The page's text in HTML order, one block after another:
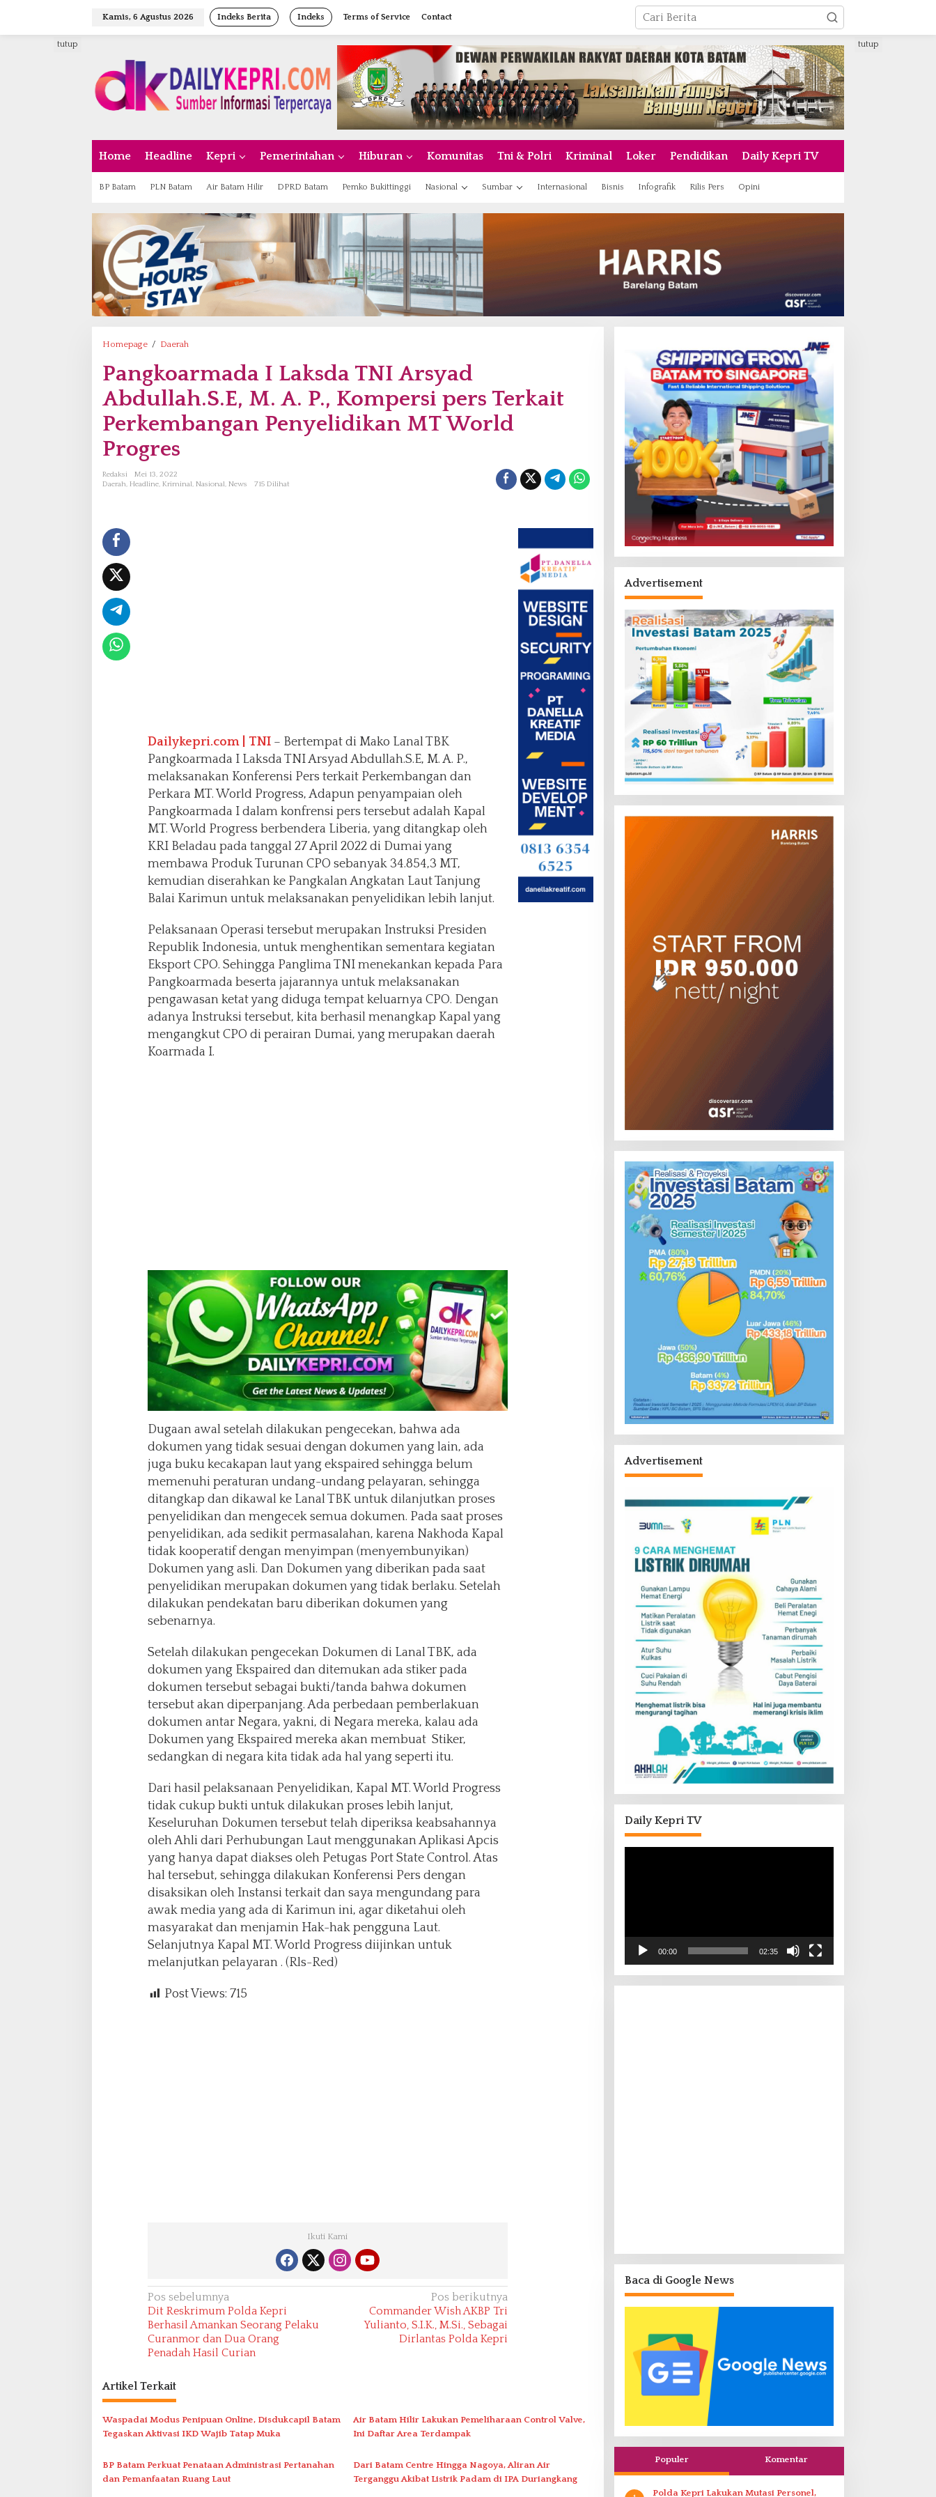
w
Kamis, 6 Agustus 2026 Indeks Berita Indeks Terms of Service Contact
Home Headline Kepri Pemerintahan Hiburan Komunitas Tni & Polri Kriminal Loker Pendidikan Daily Kepri TV
BP Batam PLN Batam Air Batam Hilir DPRD Batam Pemko Bukittinggi Nasional Sumbar Internasional Bisnis Infografik Rilis Pers Opini
tutup tutup
Homepage / Daerah
n
k
a
d
b
d
u
l
a
h
.
S
.
E
,
.
A
P
.
,
K
m
p
P
e
r
k
e
m
b
a
n
g
n
P
e
y
e
l
i
k
a
T
o
r
P
r
o
g
s
Pangkoarmada I Laksda TNI Arsyad
Abdullah.S.E, M. A. P., Kompersi pers Terkait
Perkembangan Penyelidikan MT World
Progres
Redaksi
Mei 13, 2022
Daerah, Headline, Kriminal , Nasional , News 715 Dilihat
Dailykepri.com | TNI– Bertempat di Mako Lanal TBK
Pangkoarmada I Laksda TNI Arsyad Abdullah.S.E, M. A. P.,
melaksanakan Konferensi Pers terkait Perkembangan dan
Perkara MT. World Progress, Adapun penyampaian oleh
Pangkoarmada I dalam konfrensi pers tersebut adalah Kapal
MT. World Progress berbendera Liberia, yang ditangkap oleh
KRI Beladau pada tanggal 27 April 2022 di Dumai yang
membawa Produk Turunan CPO sebanyak 34.854,3 MT,
kemudian diserahkan ke Pangkalan Angkatan Laut Tanjung
Balai Karimun untuk melaksanakan penyelidikan lebih lanjut.
Pelaksanaan Operasi tersebut merupakan Instruksi Presiden
Republik Indonesia, untuk menghentikan sementara kegiatan
Eksport CPO. Sehingga Panglima TNI menekankan kepada Para
Pangkoarmada beserta jajarannya untuk melaksanakan
pengawasan ketat yang diduga tempat keluarnya CPO. Dengan
adanya Instruksi tersebut, kita berhasil menangkap Kapal yang
mengangkut CPO di perairan Dumai, yang merupakan daerah
Koarmada I.
Dugaan awal setelah dilakukan pengecekan, bahwa ada
dokumen yang tidak sesuai dengan dokumen yang lain, ada
juga buku kecakapan laut yang ekspaired sehingga belum
memenuhi peraturan undang-undang pelayaran, sehingga
ditangkap dan dikawal ke Lanal TBK untuk dilanjutkan proses
penyelidikan dan mengecek semua dokumen. Pada saat proses
penyelidikan, ada sedikit permasalahan, karena Nakhoda Kapal
tidak kooperatif dengan menyimpan (menyembunyikan)
Dokumen yang asli. Dan Dokumen yang diberikan pada saat
penyelidikan merupakan dokumen yang tidak berlaku. Setelah
dilakukan pendekatan baru diberikan dokumen yang
sebenarnya.
Setelah dilakukan pengecekan Dokumen di Lanal TBK, ada
dokumen yang Ekspaired dan ditemukan ada stiker pada
dokumen tersebut sebagai bukti/tanda bahwa dokumen
tersebut akan diperpanjang. Ada perbedaan pemberlakuan
dokumen antar Negara, yakni, di Negara mereka, kalau ada
Dokumen yang Ekspaired mereka akan membuat Stiker,
sedangkan di negara kita tidak ada hal yang seperti itu.
Dari hasil pelaksanaan Penyelidikan, Kapal MT. World Progress
tidak cukup bukti untuk dilakukan proses lebih lanjut,
Keseluruhan Dokumen tersebut telah diperiksa keabsahannya
oleh Ahli dari Perhubungan Laut menggunakan Aplikasi Apcis
yang hanya dapat diakses oleh Petugas Port State Control. Atas
hal tersebut, sehingga dilakukan Konferensi Pers dengan
disaksikan oleh Instansi terkait dan saya mengundang para
awak media yang ada di Karimun ini, agar diketahui oleh
masyarakat dan menjamin Hak-hak pengguna Laut.
Selanjutnya Kapal MT. World Progress diijinkan untuk
melanjutkan pelayaran . (Rls-Red)
Post Views: 715
Ikuti Kami
N
a
v
i
a
s
i
o
Pos sebelumnya
Dit Reskrimum Polda Kepri
Berhasil Amankan Seorang Pelaku
Curanmor dan Dua Orang
Penadah Hasil Curian
Pos berikutnya
Commander Wish AKBP Tri
Yulianto, S.I.K., M.Si., Sebagai
Dirlantas Polda Kepri
Artikel Terkait
Waspadai Modus Penipuan Online, Disdukcapil Batam
Tegaskan Aktivasi IKD Wajib Tatap Muka
Air Batam Hilir Lakukan Pemeliharaan Control Valve,
Ini Daftar Area Terdampak
BP Batam Perkuat Penataan Administrasi Pertanahan
dan Pemanfaatan Ruang Laut
Dari Batam Centre Hingga Nagoya, Aliran Air
Terganggu Akibat Listrik Padam di IPA Duriangkang
Advertisement
Advertisement
Daily Kepri TV
00:00 02:35
Baca di Google News
Populer Komentar
Polda Kepri Lakukan Mutasi Personel,